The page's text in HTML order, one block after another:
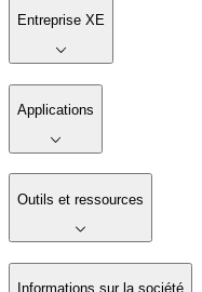
Entreprise XE
Applications
Outils et ressources
Informations sur la société